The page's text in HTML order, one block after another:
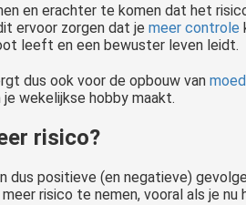
en erachter te komen dat het
ervoor zorgen dat je meer controle
leeft en een bewuster leven leidt.
dus ook voor de opbouw van moed
wekelijkse hobby maakt.
risico?
dus positieve (en negatieve)
risico te nemen, vooral als je